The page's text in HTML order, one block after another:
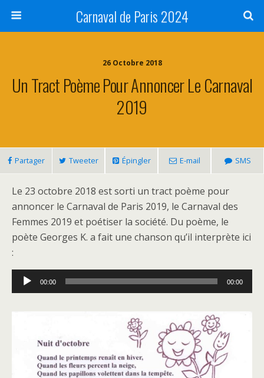
Carnaval de Paris 2024
26 Octobre 2018
Un Tract Poème Pour Annoncer Le Carnaval
2019
Partager Tweeter Épingler E-mail SMS
Le 23 octobre 2018 est sorti un tract poème pour
annoncer le Carnaval de Paris 2019, le Carnaval des
Femmes 2019 et poétiser la société. Du poème, le
poète Georges K. a fait une chanson qu’il interprète ici
:
Lecteur
audio
00:00 00:00